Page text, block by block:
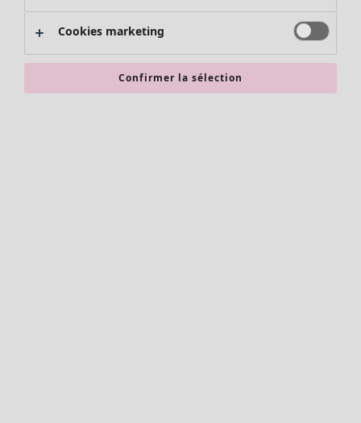
Les promos de Gudrun Sjödén
Nouvel arrivage
Bonnes affaires en soldes - jusqu'à -70
Cookies marketing
Confirmer la sélection